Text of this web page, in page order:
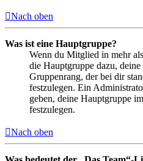
Nach oben
Was ist eine Hauptgruppe?
Wenn du Mitglied in mehr
die Hauptgruppe dazu,
Gruppenrang, der bei dir
festzulegen. Ein
geben, deine Hauptgruppe
festzulegen.
Nach oben